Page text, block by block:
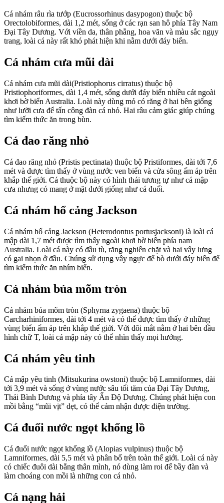
Cá nhám râu rìa tướp (Eucrossorhinus dasypogon) thuộc bộ
Orectolobiformes, dài 1,2 mét, sống ở các rạn san hô phía Tây Nam
Đại Tây Dương. Với viền da, thân phẳng, hoa văn và màu sắc ngụy
trang, loài cá này rất khó phát hiện khi nằm dưới đáy biển.
Cá nhám cưa mũi dài
Cá nhám cưa mũi dài(Pristiophorus cirratus) thuộc bộ
Pristiophoriformes, dài 1,4 mét, sống dưới đáy biển nhiều cát ngoài
khơi bờ biển Australia. Loài này dùng mỏ có răng ở hai bên giống
như lưỡi cưa để tấn công đàn cá nhỏ. Hai râu cảm giác giúp chúng
tìm kiếm thức ăn trong bùn.
Cá đao răng nhỏ
Cá đao răng nhỏ (Pristis pectinata) thuộc bộ Pristiformes, dài tới 7,6
mét và được tìm thấy ở vùng nước ven biển và cửa sông ấm áp trên
khắp thế giới. Cá thuộc bộ này có hình thái tương tự như cá mập
cưa nhưng có mang ở mặt dưới giống như cá đuối.
Cá nhám hổ cảng Jackson
Cá nhám hổ cảng Jackson (Heterodontus portusjacksoni) là loài cá
mập dài 1,7 mét được tìm thấy ngoài khơi bờ biển phía nam
Australia. Loài cá này có đầu tù, răng nghiến chặt và hai vây lưng
có gai nhọn ở đầu. Chúng sử dụng vây ngực để bò dưới đáy biển để
tìm kiếm thức ăn nhím biển.
Cá nhám búa mõm tròn
Cá nhám búa mõm tròn (Sphyrna zygaena) thuộc bộ
Carcharhiniformes, dài tới 4 mét và có thể được tìm thấy ở những
vùng biển ấm áp trên khắp thế giới. Với đôi mắt nằm ở hai bên đầu
hình chữ T, loài cá mập này có thể nhìn thấy mọi hướng.
Cá nhám yêu tinh
Cá mập yêu tinh (Mitsukurina owstoni) thuộc bộ Lamniformes, dài
tới 3,9 mét và sống ở vùng nước sâu tối tăm của Đại Tây Dương,
Thái Bình Dương và phía tây Ấn Độ Dương. Chúng phát hiện con
mồi bằng “mũi vịt” dẹt, có thể cảm nhận được điện trường.
Cá đuối nước ngọt khổng lồ
Cá đuối nước ngọt khổng lồ (Alopias vulpinus) thuộc bộ
Lamniformes, dài 5,5 mét và phân bố trên toàn thế giới. Loài cá này
có chiếc đuôi dài bằng thân mình, nó dùng làm roi để bầy đàn và
làm choáng con mồi là những con cá nhỏ.
Cá nạng hải